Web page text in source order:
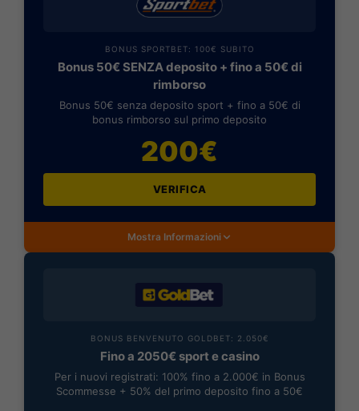
BONUS SPORTBET: 100€ SUBITO
Bonus 50€ SENZA deposito + fino a 50€ di
rimborso
Bonus 50€ senza deposito sport + fino a 50€ di
bonus rimborso sul primo deposito
200€
VERIFICA
Mostra Informazioni
BONUS BENVENUTO GOLDBET: 2.050€
Fino a 2050€ sport e casino
Per i nuovi registrati: 100% fino a 2.000€ in Bonus
Scommesse + 50% del primo deposito fino a 50€